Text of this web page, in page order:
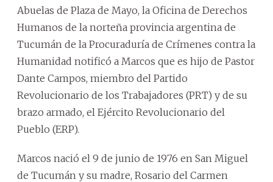
Abuelas de Plaza de Mayo, la Oficina de Derechos
Humanos de la norteña provincia argentina de
Tucumán de la Procuraduría de Crímenes contra la
Humanidad notificó a Marcos que es hijo de Pastor
Dante Campos, miembro del Partido
Revolucionario de los Trabajadores (PRT) y de su
brazo armado, el Ejército Revolucionario del
Pueblo (ERP).
Marcos nació el 9 de junio de 1976 en San Miguel
de Tucumán y su madre, Rosario del Carmen